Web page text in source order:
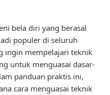
bela diri yang berasal
populer di seluruh
ingin mempelajari teknik
untuk menguasai dasar-
panduan praktis ini,
cara menguasai teknik